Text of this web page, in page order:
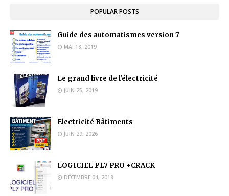
POPULAR POSTS
Guide des automatismes version 7
MAI 18, 2019
Le grand livre de l'électricité
JUIN 25, 2019
Electricité Bâtiments
JUIN 29, 2026
LOGICIEL PL7 PRO +CRACK
DÉCEMBRE 04, 2018